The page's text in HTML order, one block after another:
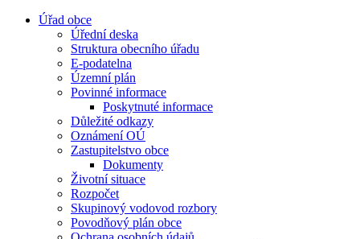
Úřad obce
Úřední deska
Struktura obecního úřadu
E-podatelna
Územní plán
Povinné informace
Poskytnuté informace
Důležité odkazy
Oznámení OÚ
Zastupitelstvo obce
Dokumenty
Životní situace
Rozpočet
Skupinový vodovod rozbory
Povodňový plán obce